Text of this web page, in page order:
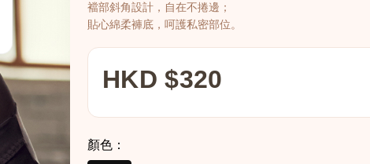
襠部斜角設計，自在不捲邊；
貼心綿柔褲底，呵護私密部位。
HKD $320
顏色：